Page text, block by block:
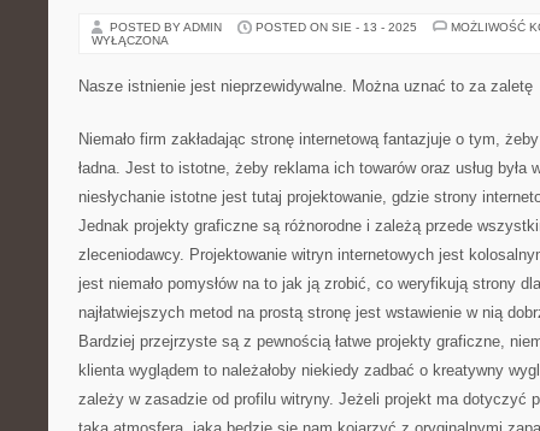
POSTED BY ADMIN POSTED ON SIE - 13 - 2025
MOŻLIWOŚĆ
WYŁĄCZONA
Nasze istnienie jest nieprzewidywalne. Można uznać to za zaletę
Niemało firm zakładając stronę internetową fantazjuje o tym,
ładna. Jest to istotne, żeby reklama ich towarów oraz usług była
niesłychanie istotne jest tutaj projektowanie, gdzie strony
Jednak projekty graficzne są różnorodne i zależą przede
zleceniodawcy. Projektowanie witryn internetowych jest
jest niemało pomysłów na to jak ją zrobić, co weryfikują strony
najłatwiejszych metod na prostą stronę jest wstawienie w nią
Bardziej przejrzyste są z pewnością łatwe projekty graficzne,
klienta wyglądem to należałoby niekiedy zadbać o kreatywny
zależy w zasadzie od profilu witryny. Jeżeli projekt ma dotyczyć